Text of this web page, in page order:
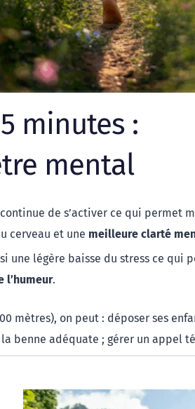
minutes :
mental
de s’activer ce qui permet
cerveau et une meilleure clarté
l’humeur.
mètres), on peut : déposer ses
benne adéquate ; gérer un appel